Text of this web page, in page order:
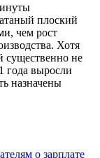
плоский
чем рост
Хотя
существенно не
года выросли
назначены
о зарплате